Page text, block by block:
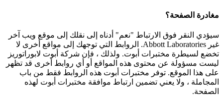
مغادرة الصفحة؟
سيؤدي النقر فوق الارتباط "نعم" أدناه إلى نقلك إلى موقع ويب آخر
غير Abbott Laboratories. الروابط التي توجهك إلى مواقع أخرى لا
تخضع لسيطرة مختبرات أبوت. ولذلك ، فإن شركة أبوت لابوراتوريز
ليست مسؤولة عن محتوى هذه المواقع أو أي روابط أخرى قد تظهر
على هذا الموقع. توفر مختبرات أبوت هذه الروابط فقط من باب
المجاملة ، ولا يعني تضمين ارتباط موافقة مختبرات أبوت لهذه
الصفحة.